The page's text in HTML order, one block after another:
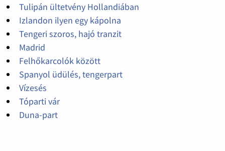
Tulipán ültetvény Hollandiában
Izlandon ilyen egy kápolna
Tengeri szoros, hajó tranzit
Madrid
Felhőkarcolók között
Spanyol üdülés, tengerpart
Vízesés
Tóparti vár
Duna-part